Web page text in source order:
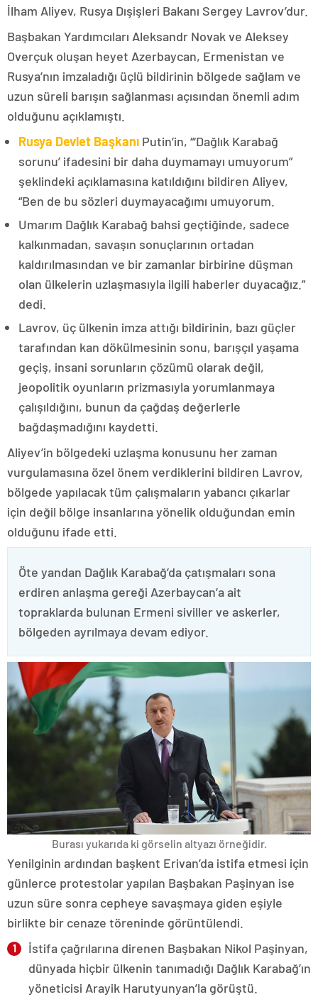
İlham Aliyev, Rusya Dışişleri Bakanı Sergey Lavrov’dur.
Başbakan Yardımcıları Aleksandr Novak ve Aleksey
Overçuk oluşan heyet Azerbaycan, Ermenistan ve
Rusya’nın imzaladığı üçlü bildirinin bölgede sağlam ve
uzun süreli barışın sağlanması açısından önemli adım
olduğunu açıklamıştı.
Rusya Devlet Başkanı Putin’in, “‘Dağlık Karabağ
sorunu’ ifadesini bir daha duymamayı umuyorum”
şeklindeki açıklamasına katıldığını bildiren Aliyev,
“Ben de bu sözleri duymayacağımı umuyorum.
Umarım Dağlık Karabağ bahsi geçtiğinde, sadece
kalkınmadan, savaşın sonuçlarının ortadan
kaldırılmasından ve bir zamanlar birbirine düşman
olan ülkelerin uzlaşmasıyla ilgili haberler duyacağız.”
dedi.
Lavrov, üç ülkenin imza attığı bildirinin, bazı güçler
tarafından kan dökülmesinin sonu, barışçıl yaşama
geçiş, insani sorunların çözümü olarak değil,
jeopolitik oyunların prizmasıyla yorumlanmaya
çalışıldığını, bunun da çağdaş değerlerle
bağdaşmadığını kaydetti.
Aliyev’in bölgedeki uzlaşma konusunu her zaman
vurgulamasına özel önem verdiklerini bildiren Lavrov,
bölgede yapılacak tüm çalışmaların yabancı çıkarlar
için değil bölge insanlarına yönelik olduğundan emin
olduğunu ifade etti.
Öte yandan Dağlık Karabağ’da çatışmaları sona
erdiren anlaşma gereği Azerbaycan’a ait
topraklarda bulunan Ermeni siviller ve askerler,
bölgeden ayrılmaya devam ediyor.
Burası yukarıda ki görselin altyazı örneğidir.
Yenilginin ardından başkent Erivan’da istifa etmesi için
günlerce protestolar yapılan Başbakan Paşinyan ise
uzun süre sonra cepheye savaşmaya giden eşiyle
birlikte bir cenaze töreninde görüntülendi.
İstifa çağrılarına direnen Başbakan Nikol Paşinyan,
dünyada hiçbir ülkenin tanımadığı Dağlık Karabağ’ın
yöneticisi Arayik Harutyunyan’la görüştü.